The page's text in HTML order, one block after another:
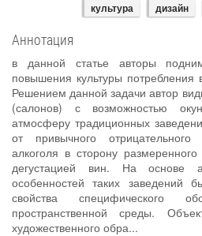
культура дизайн
Аннотация
в данной статье авторы
повышения культуры потребления
Решением данной задачи автор
(салонов) с возможностью
атмосферу традиционных
от привычного
алкоголя в сторону
дегустацией вин. На основе
особенностей таких заведений
свойства специфического
пространственной среды.
художественного обра...